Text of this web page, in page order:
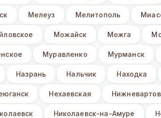
Мелеуз Мелитополь
Можайск Можга
Муравленко Мурманск
Назрань Нальчик Находка
Нехаевская
Николаевск-на-Амуре